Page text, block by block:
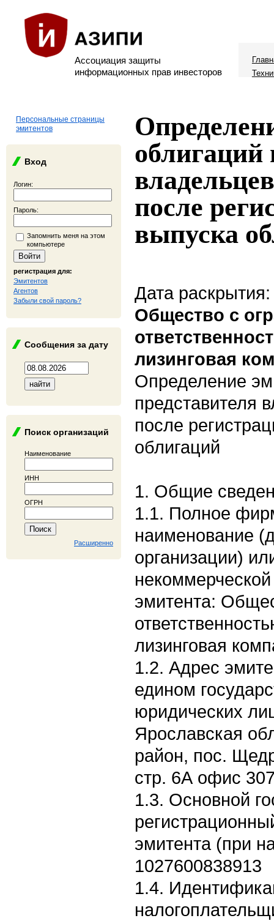
Ассоциация защиты
информационных прав инвесторов
Персональные страницы
эмитентов
Вход
Логин:
Пароль:
Запомнить меня на этом
компьютере
регистрация для:
Эмитентов
Агентов
Забыли свой пароль?
Сообщения за дату
Поиск организаций
Наименование
ИНН
ОГРН
Расширенно
облигаций
после
выпуска
Дата
Общество с
лизинговая
Определение
представителя
после
облигаций
1. Общие
1.1. Полное
наименование
организации)
эмитента:
лизинговая
1.2. Адрес
едином
юридических
Ярославская
район, пос.
стр. 6А офис
1.3. Основной
эмитента (при
1027600838913
1.4.